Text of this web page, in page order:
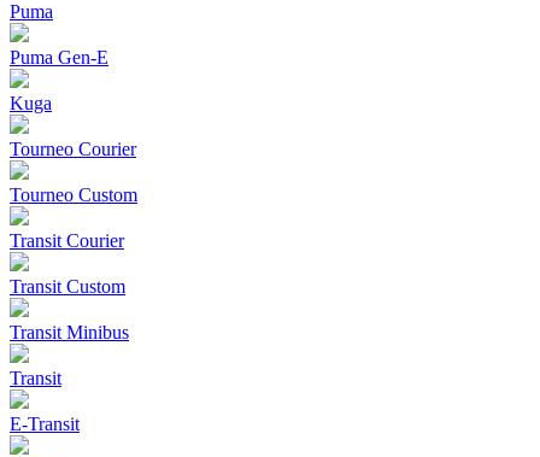
Puma
Puma Gen‑E
Kuga
Tourneo Courier
Tourneo Custom
Transit Courier
Transit Custom
Transit Minibus
Transit
E-Transit